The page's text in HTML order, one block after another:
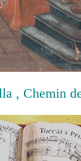
, Chemin